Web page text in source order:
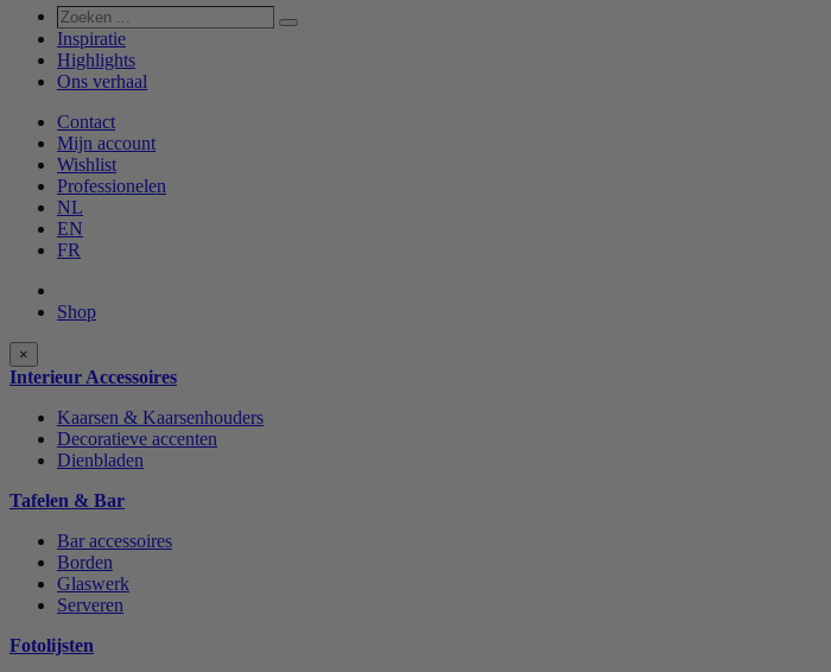
Zoeken
...
Zoeken
Inspiratie
Highlights
Ons verhaal
Contact
Mijn account
Wishlist
Professionelen
NL
EN
FR
Shop
Shop
categories
×
Interieur Accessoires
Kaarsen & Kaarsenhouders
Decoratieve accenten
Dienbladen
Tafelen & Bar
Bar accessoires
Borden
Glaswerk
Serveren
Fotolijsten